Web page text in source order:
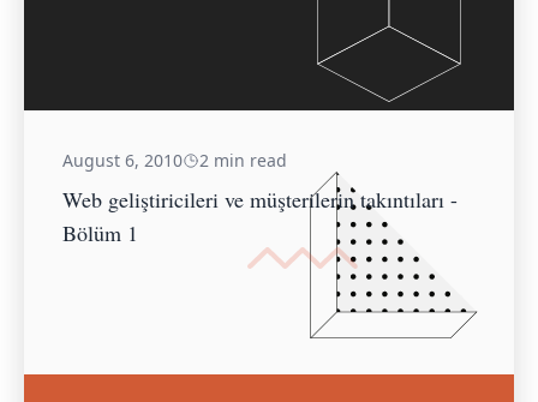
August 6, 2010 2 min read
Web geliştiricileri ve müşterilerin takıntıları -
Bölüm 1